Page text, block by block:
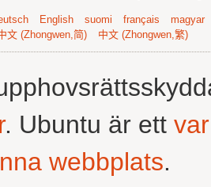
English suomi français
magyar
文 (Zhongwen,简) 中文 (Zhongwen,繁)
. Ubuntu är ett
webbplats.